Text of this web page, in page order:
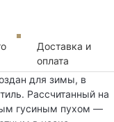
Доставка и
оплата
для зимы, в
Рассчитанный на
гусиным пухом —